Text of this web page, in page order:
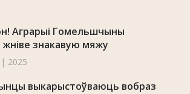
Аграрыі Гомельшчыны
жніве знакавую мяжу
2025
выкарыстоўваюць вобраз